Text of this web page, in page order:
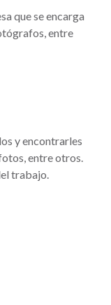
que se encarga
entre
y encontrarles
entre otros.
trabajo.